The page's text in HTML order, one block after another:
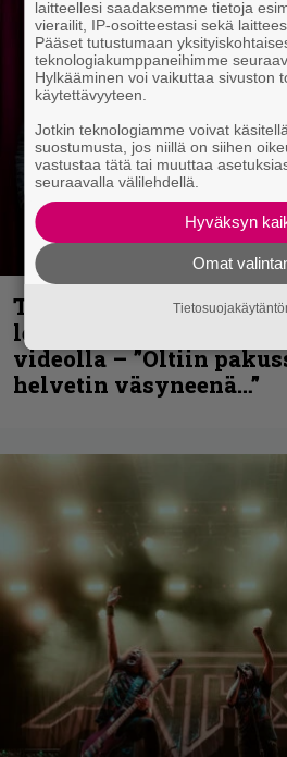
Thrash ’n’ roll -yhtye
levyjulkaisua
videolla – ”Oltiin
helvetin väsyneenä…”
laitteellesi saadaksemme tietoja
vierailit, IP-osoitteestasi sekä
Pääset tutustumaan
teknologiakumppaneihimme
Hylkääminen voi vaikuttaa sivuston
käytettävyyteen.
Jotkin teknologiamme voivat
suostumusta, jos niillä on siihen
vastustaa tätä tai muuttaa
seuraavalla välilehdellä.
Hyväksyn
Omat